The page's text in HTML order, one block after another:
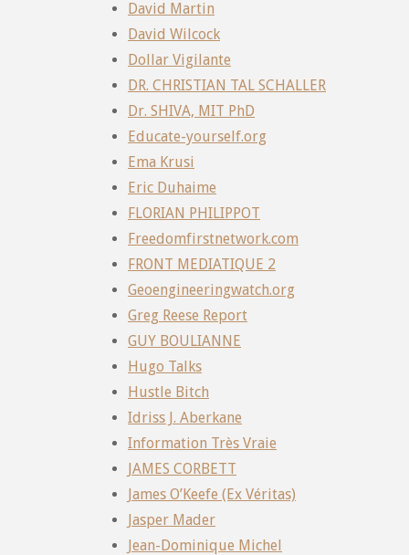
David Martin
David Wilcock
Dollar Vigilante
DR. CHRISTIAN TAL SCHALLER
Dr. SHIVA, MIT PhD
Educate-yourself.org
Ema Krusi
Eric Duhaime
FLORIAN PHILIPPOT
Freedomfirstnetwork.com
FRONT MEDIATIQUE 2
Geoengineeringwatch.org
Greg Reese Report
GUY BOULIANNE
Hugo Talks
Hustle Bitch
Idriss J. Aberkane
Information Très Vraie
JAMES CORBETT
James O’Keefe (Ex Véritas)
Jasper Mader
Jean-Dominique Michel